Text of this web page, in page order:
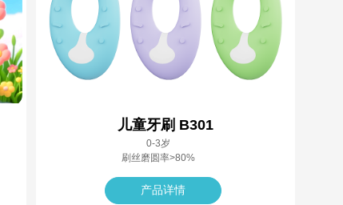
儿童牙刷 B301
0-3岁
刷丝磨圆率>80%
产品详情